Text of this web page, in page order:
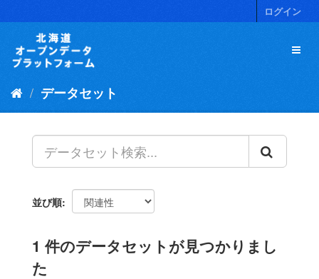
キ
ログイン
データセット
並び順
1 件のデータセットが見つかりまし
た